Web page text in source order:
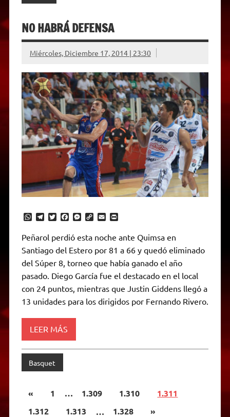
NO HABRÁ DEFENSA
Miércoles, Diciembre 17, 2014 | 23:30
W
a
t
s
A
p
p
T
e
g
r
a
m
T
t
t
e
r
F
c
e
b
o
o
k
M
s
e
g
e
C
y
L
i
n
k
E
a
i
l
P
n
t
F
r
i
n
d
l
Peñarol perdió esta noche ante Quimsa en
Santiago del Estero por 81 a 66 y quedó eliminado
del Súper 8, torneo que había ganado el año
pasado. Diego García fue el destacado en el local
con 24 puntos, mientras que Justin Giddens llegó a
13 unidades para los dirigidos por Fernando Rivero.
LEER MÁS
Basquet
« 1 … 1.309 1.310
1.311
1.312
1.313 … 1.328 »